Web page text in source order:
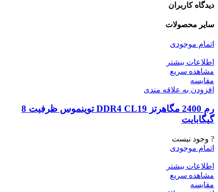
دیدگاه کاربران
سایر محصولات
اتمام موجودی
اطلاعات بیشتر
مشاهده سریع
مقایسه
افزودن به علاقه مندی
رم 2400 مگاهرتز DDR4 CL19 توینموس ظرفیت 8
گیگابایت
? وجود نیست
اتمام موجودی
اطلاعات بیشتر
مشاهده سریع
مقایسه